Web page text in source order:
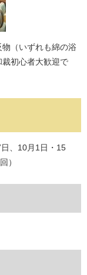
（いずれも綿の浴
初心者大歓迎で
、10月1日・15
）